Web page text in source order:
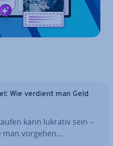
Wie verdient man Geld
kann lukrativ sein –
man vorgehen…